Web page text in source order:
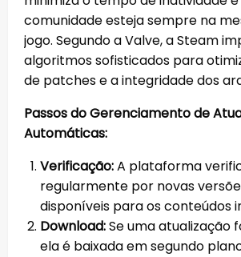
comunidade esteja sempre na
jogo. Segundo a Valve, a Steam
algoritmos sofisticados para
de patches e a integridade dos
Passos do Gerenciamento de
Automáticas:
Verificação:A plataforma
regularmente por novas
disponíveis para os conteúdos
Download:Se uma atualização
ela é baixada em segundo